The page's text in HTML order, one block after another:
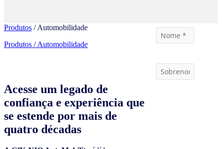
Produtos / Automobilidade
Produtos / Automobilidade
Acesse um legado de
confiança e experiência que
se estende por mais de
quatro décadas